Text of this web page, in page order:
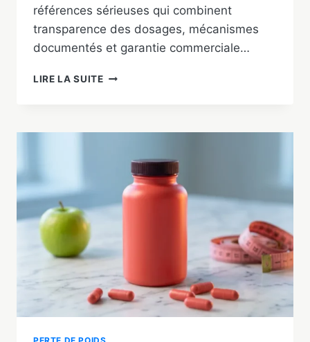
références sérieuses qui combinent
transparence des dosages, mécanismes
documentés et garantie commerciale…
LIRE LA SUITEMEILLEUR
2026
NOTRE
TESTÉ